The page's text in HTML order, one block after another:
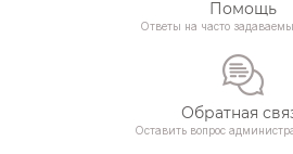
Помощь
Ответы на часто
Обратная
Оставить вопрос